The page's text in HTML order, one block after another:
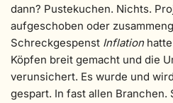
dann? Pustekuchen. Nichts.
aufgeschoben oder
Schreckgespenst Inflation
Köpfen breit gemacht und die
verunsichert. Es wurde und
gespart. In fast allen Branchen.